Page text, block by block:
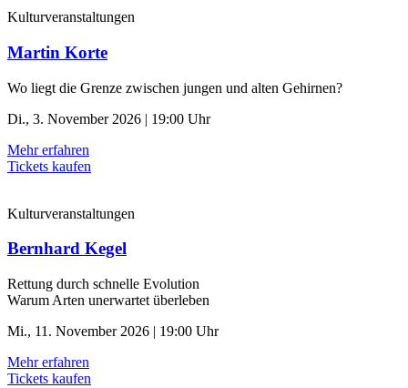
Kulturveranstaltungen
Martin Korte
Wo liegt die Grenze zwischen jungen und alten Gehirnen?
Di., 3. November 2026 | 19:00 Uhr
Mehr erfahren
Tickets kaufen
Kulturveranstaltungen
Bernhard Kegel
Rettung durch schnelle ­Evolution
Warum Arten unerwartet überleben
Mi., 11. November 2026 | 19:00 Uhr
Mehr erfahren
Tickets kaufen